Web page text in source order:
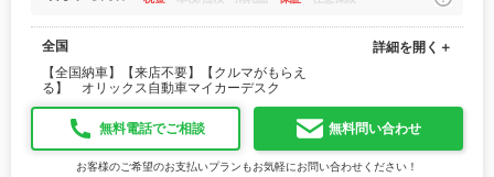
全国
【全国納車】【来店不要】【クルマがもらえ
る】 オリックス自動車マイカーデスク
詳細を開く＋
無料電話でご相談 無料問い合わせ
お客様のご希望のお支払いプランもお気軽にお問い合わせください！